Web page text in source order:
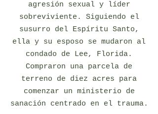
agresión sexual y líder
sobreviviente. Siguiendo el
susurro del Espíritu Santo,
ella y su esposo se mudaron al
condado de Lee, Florida.
Compraron una parcela de
terreno de diez acres para
comenzar un ministerio de
sanación centrado en el trauma.